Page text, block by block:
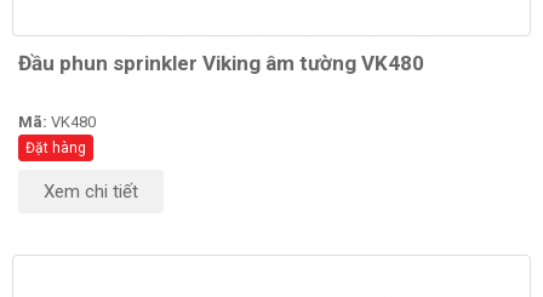
Đầu phun sprinkler Viking âm tường VK480
Mã: VK480
Đặt hàng
Xem chi tiết